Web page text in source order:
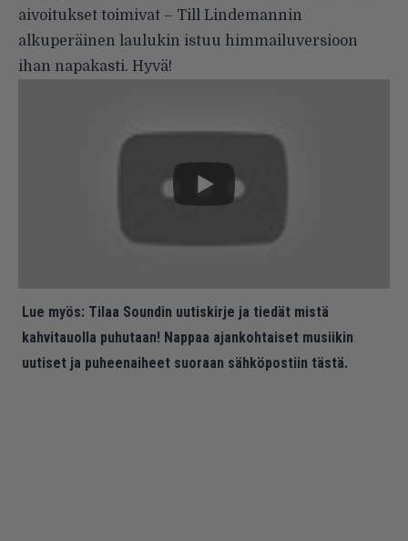
aivoitukset toimivat – Till Lindemannin
alkuperäinen laulukin istuu himmailuversioon
ihan napakasti. Hyvä!
Lue myös: Tilaa Soundin uutiskirje ja tiedät mistä
kahvitauolla puhutaan! Nappaa ajankohtaiset musiikin
uutiset ja puheenaiheet suoraan sähköpostiin tästä.